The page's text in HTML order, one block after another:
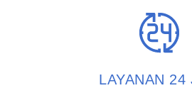
LAYANAN 24